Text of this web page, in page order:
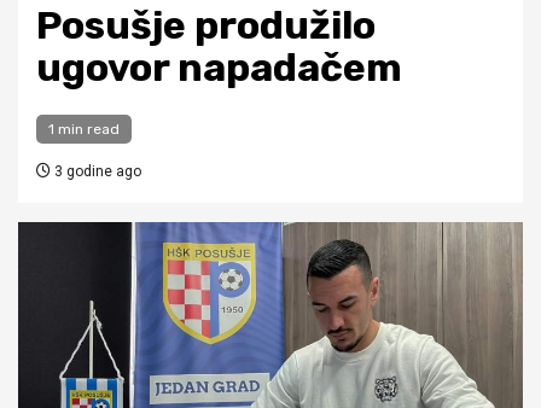
Posušje produžilo
ugovor napadačem
1 min read
3 godine ago